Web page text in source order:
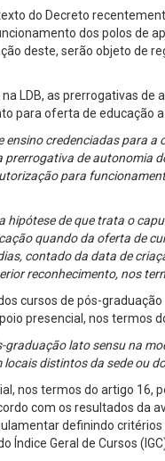
do Decreto
dos polos de
deste, serão objeto de
LDB, as prerrogativas de
para oferta de educação
ensino credenciadas para
prerrogativa de autonomia
para
hipótese de que trata o
quando da oferta de
contado da data de
reconhecimento, nos
cursos de pós-graduação
presencial, nos termos
graduação lato sensu na
distintos da sede ou
nos termos do artigo 16,
com os resultados da
definindo
Índice Geral de Cursos